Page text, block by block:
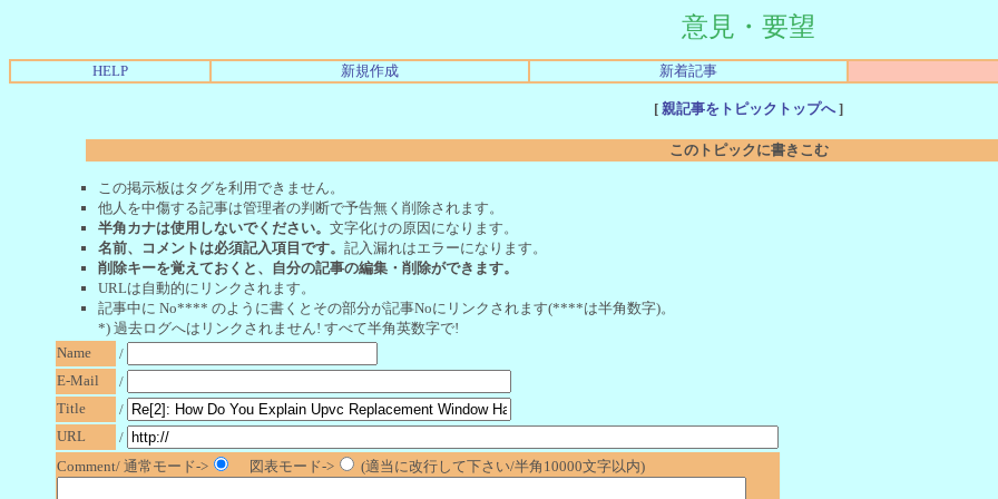
意見・要望
HELP 新規作成 新着記事
[ 親記事をトピックトップへ]
このトピックに書きこむ
この掲示板はタグを利用できません。
他人を中傷する記事は管理者の判断で予告無く削除されます。
半角カナは使用しないでください。 文字化けの原因になります。
名前、コメントは必須記入項目です。 記入漏れはエラーになります。
削除キーを覚えておくと、自分の記事の編集・削除ができます。
URLは自動的にリンクされます。
記事中に No**** のように書くとその部分が記事Noにリンクされます(****は半角数字)。
*) 過去ログへはリンクされません! すべて半角英数字で!
Name
/
E-Mail
/
Title
/
URL
/
Comment/ 通常モード->
図表モード-> (適当に改行して下さい/半角10000文字以内)